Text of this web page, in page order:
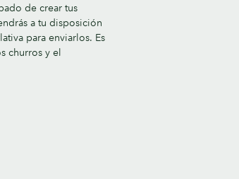
de crear tus
a tu disposición
para enviarlos. Es
churros y el